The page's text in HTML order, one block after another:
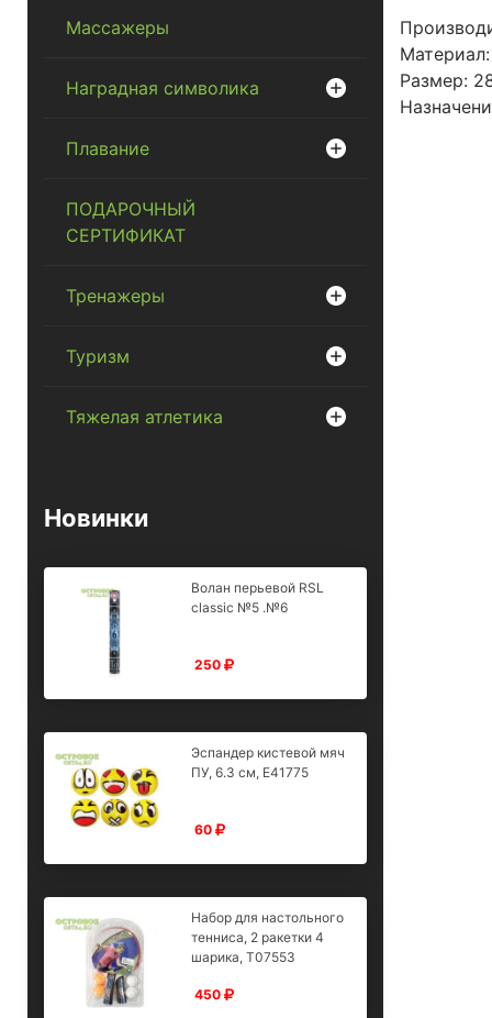
Массажеры
Наградная символика
Плавание
ПОДАРОЧНЫЙ
СЕРТИФИКАТ
Тренажеры
Туризм
Тяжелая атлетика
Новинки
Волан перьевой RSL
classic №5 .№6
250
Эспандер кистевой мяч
ПУ, 6.3 см, E41775
60
Набор для настольного
тенниса, 2 ракетки 4
шарика, T07553
450
Размер: